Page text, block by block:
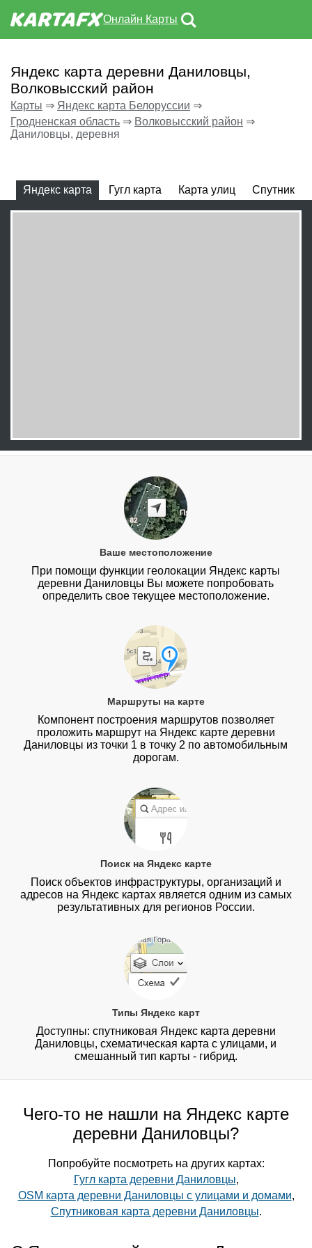
Онлайн Карты
Яндекс карта деревни Даниловцы,
Волковысский район
Карты ⇒ Яндекс карта Белоруссии ⇒
Гродненская область ⇒ Волковысский район ⇒
Даниловцы, деревня
Яндекс карта Гугл карта Карта улиц Спутник
Ваше местоположение
При помощи функции геолокации Яндекс карты
деревни Даниловцы Вы можете попробовать
определить свое текущее местоположение.
Маршруты на карте
Компонент построения маршрутов позволяет
проложить маршрут на Яндекс карте деревни
Даниловцы из точки 1 в точку 2 по автомобильным
дорогам.
Поиск на Яндекс карте
Поиск объектов инфраструктуры, организаций и
адресов на Яндекс картах является одним из самых
результативных для регионов России.
Типы Яндекс карт
Доступны: спутниковая Яндекс карта деревни
Даниловцы, схематическая карта с улицами, и
смешанный тип карты - гибрид.
Чего-то не нашли на Яндекс карте
деревни Даниловцы?
Попробуйте посмотреть на других картах:
Гугл карта деревни Даниловцы,
OSM карта деревни Даниловцы с улицами и домами,
Спутниковая карта деревни Даниловцы.